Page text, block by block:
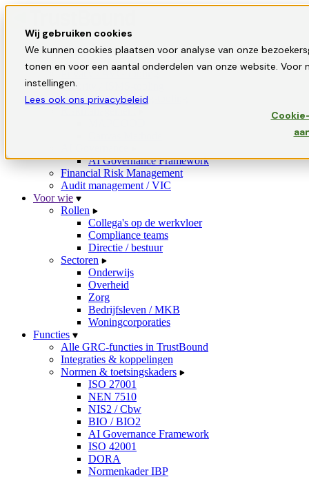
Wij gebruiken cookies
We kunnen cookies plaatsen voor analyse van onze
tonen en voor een aantal onderdelen van onze website.
instellingen.
Lees ook ons privacybeleid
Oplossingen
Privacy / AVG-tooling
Security / ISMS-tooling
Informatiebeveiliging-tooling
AI Governance Framework
Financial Risk Management
Audit management / VIC
Voor wie
Rollen
Collega's op de werkvloer
Compliance teams
Directie / bestuur
Sectoren
Onderwijs
Overheid
Zorg
Bedrijfsleven / MKB
Woningcorporaties
Functies
Alle GRC-functies in TrustBound
Integraties & koppelingen
Normen & toetsingskaders
ISO 27001
NEN 7510
NIS2 / Cbw
BIO / BIO2
AI Governance Framework
ISO 42001
DORA
Normenkader IBP